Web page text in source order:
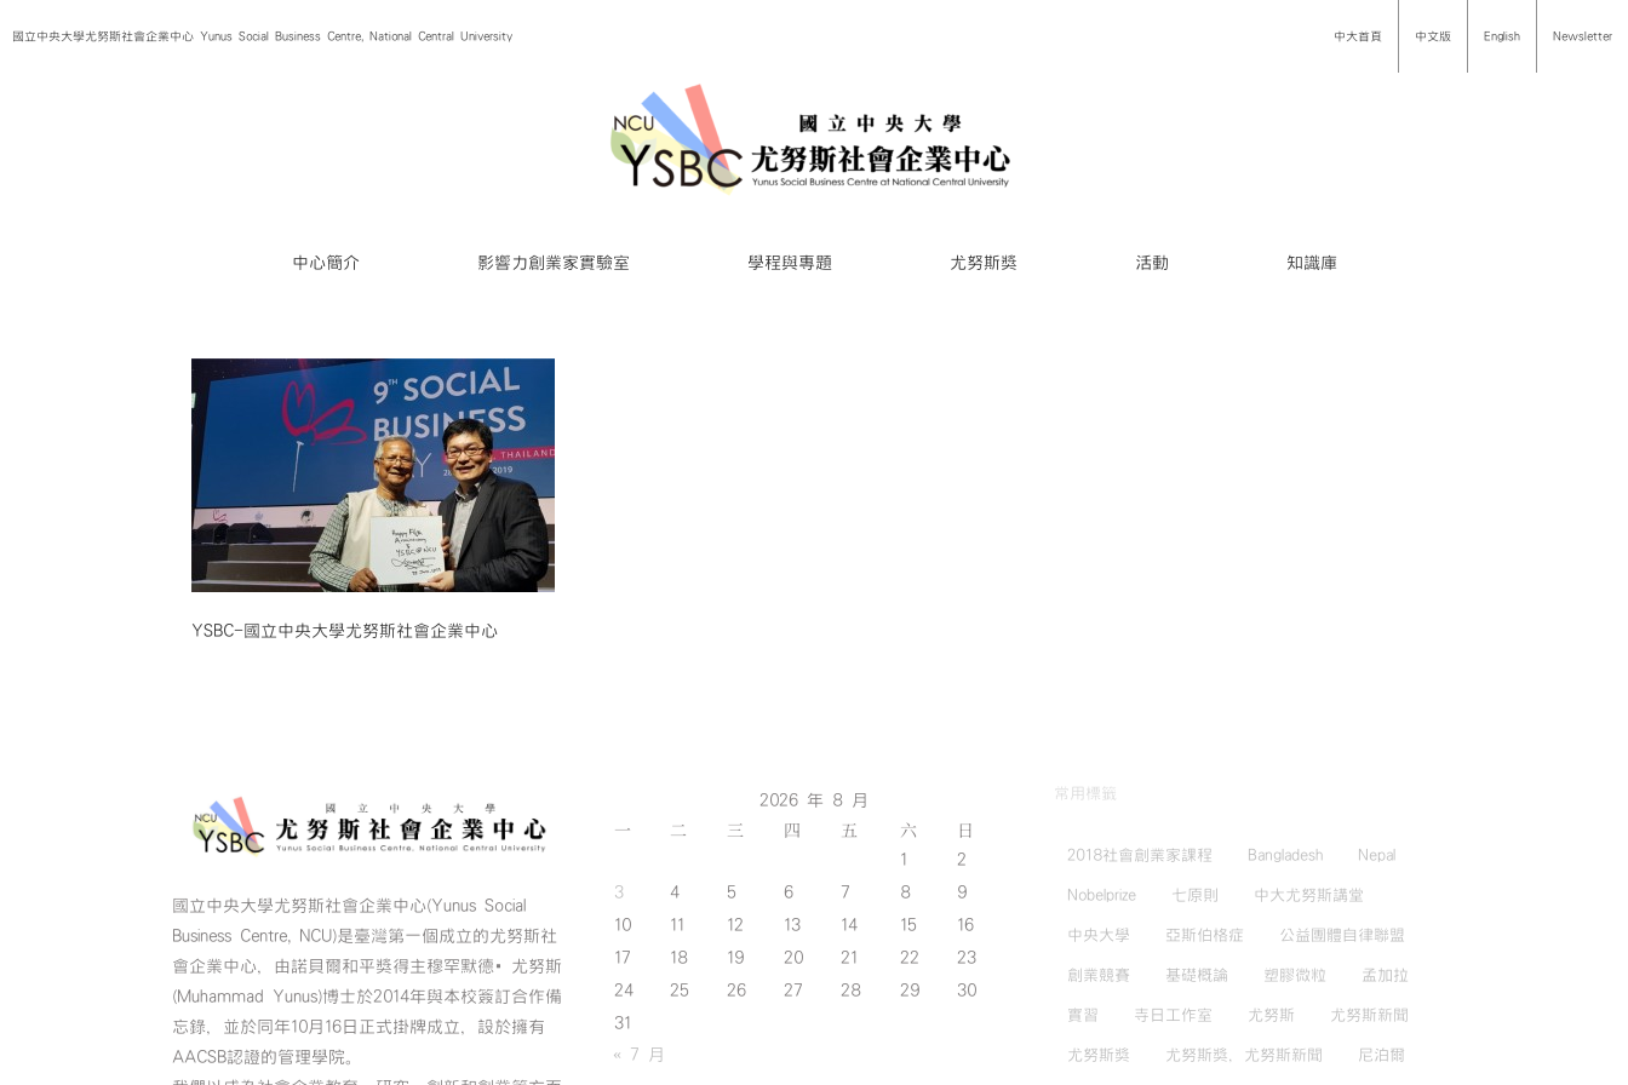
to國立中央大學尤努斯社會企業中心 Yunus Social Business Centre, National Central University 中大首頁 中文版 English Newsletter
中心簡介 影響力創業家實驗室 學程與專題 尤努斯獎 活動 知識庫
YSBC-國立中央大學尤努斯社會企業中心
國立中央大學尤努斯社會企業中心(Yunus Social
Business Centre, NCU)是臺灣第一個成立的尤努斯社
會企業中心，由諾貝爾和平獎得主穆罕默德•尤努斯
(Muhammad Yunus)博士於2014年與本校簽訂合作備
忘錄，並於同年10月16日正式掛牌成立，設於擁有
AACSB認證的管理學院。
2026 年 8 月
一 二 三 四 五 六 日
1
2
3
4 5 6 7 8
9
10
11 12 13 14 15
16
17
18 19 20 21 22
23
24
25 26 27 28 29
30
31
« 7 月
常用標籤
2018社會創業家課程 Bangladesh Nepal
Nobelprize 七原則 中大尤努斯講堂
中央大學 亞斯伯格症 公益團體自律聯盟
創業競賽 基礎概論 塑膠微粒 孟加拉
實習 寺日工作室 尤努斯 尤努斯新聞
尤努斯獎 尤努斯獎，尤努斯新聞 尼泊爾